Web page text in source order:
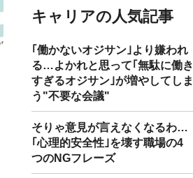
キャリアの人気記事
｢働かないオジサン｣より嫌われ
る…よかれと思って｢無駄に働き
すぎるオジサン｣が増やしてしま
う"不要な会議"
そりゃ意見が言えなくなるわ…
｢心理的安全性｣を壊す職場の4
つのNGフレーズ